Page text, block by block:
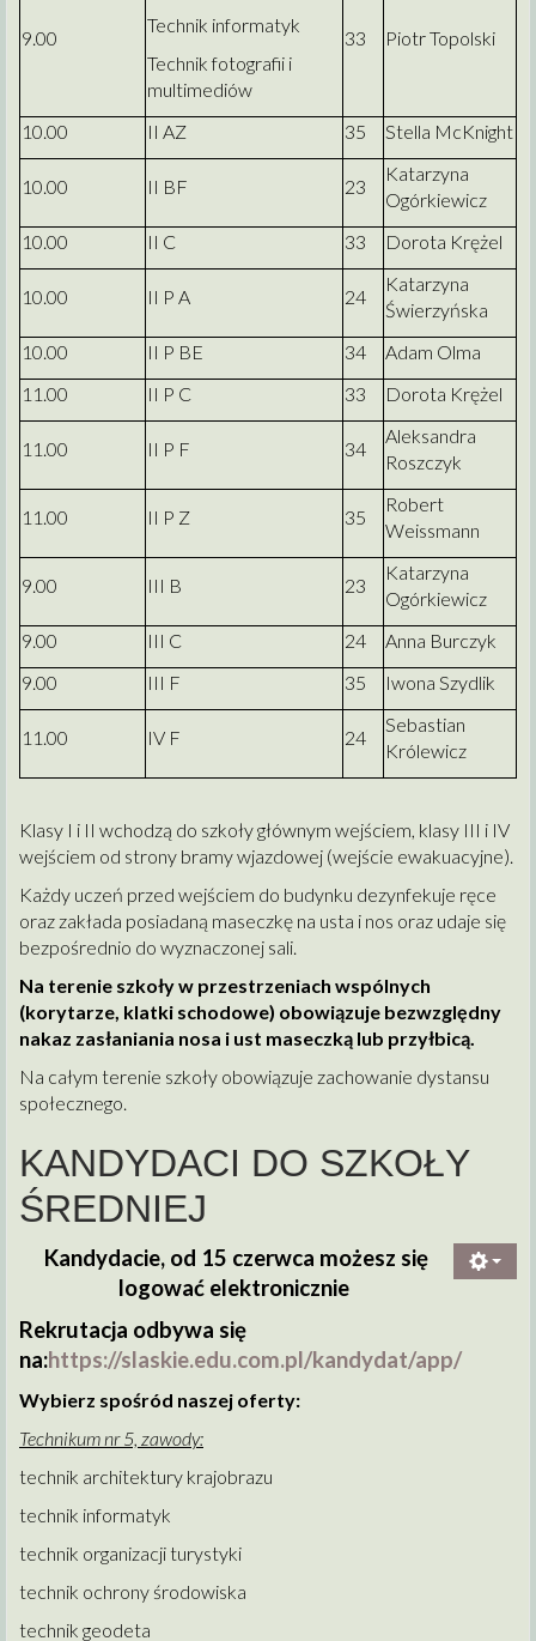
9.00
Technik informatyk
Technik fotografii i
multimediów
33 Piotr Topolski
10.00 II AZ 35 Stella McKnight
10.00 II BF 23
Katarzyna
Ogórkiewicz
10.00
II C 33 Dorota Krężel
10.00 II P A 24
Katarzyna
Świerzyńska
10.00
II P BE 34
Adam Olma
11.00
II P C 33 Dorota Krężel
11.00 II P F 34
Aleksandra
Roszczyk
11.00 II P Z 35
Robert
Weissmann
9.00 III B 23
Katarzyna
Ogórkiewicz
9.00
III C 24
Anna Burczyk
9.00
III F 35 Iwona Szydlik
11.00 IV F 24
Sebastian
Królewicz
Klasy I i II wchodzą do szkoły głównym wejściem, klasy III i IV
wejściem od strony bramy wjazdowej (wejście ewakuacyjne).
Każdy uczeń przed wejściem do budynku dezynfekuje ręce
oraz zakłada posiadaną maseczkę na usta i nos oraz udaje się
bezpośrednio do wyznaczonej sali.
Na terenie szkoły w przestrzeniach wspólnych
(korytarze, klatki schodowe) obowiązuje bezwzględny
nakaz zasłaniania nosa i ust maseczką lub przyłbicą.
Na całym terenie szkoły obowiązuje zachowanie dystansu
społecznego.
KANDYDACI DO SZKOŁY
ŚREDNIEJ
Kandydacie, od 15 czerwca możesz się
logować elektronicznie
Rekrutacja odbywa się
na:https://slaskie.edu.com.pl/kandydat/app/
Wybierz spośród naszej oferty:
Technikum nr 5, zawody:
technik architektury krajobrazu
technik informatyk
technik organizacji turystyki
technik ochrony środowiska
technik geodeta